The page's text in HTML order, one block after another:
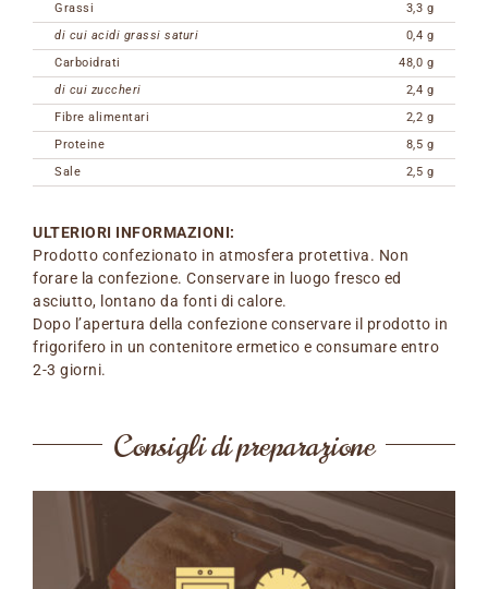
Grassi
3,3 g
di cui acidi grassi saturi
0,4 g
Carboidrati
48,0 g
di cui zuccheri
2,4 g
Fibre alimentari
2,2 g
Proteine
8,5 g
Sale
2,5 g
ULTERIORI INFORMAZIONI:
Prodotto confezionato in atmosfera protettiva. Non
forare la confezione. Conservare in luogo fresco ed
asciutto, lontano da fonti di calore.
Dopo l’apertura della confezione conservare il prodotto in
frigorifero in un contenitore ermetico e consumare entro
2-3 giorni.
Consigli di preparazione